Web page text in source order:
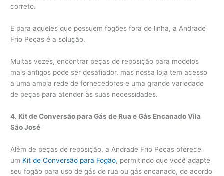
correto.
E para aqueles que possuem fogões fora de linha, a Andrade
Frio Peças é a solução.
Muitas vezes, encontrar peças de reposição para modelos
mais antigos pode ser desafiador, mas nossa loja tem acesso
a uma ampla rede de fornecedores e uma grande variedade
de peças para atender às suas necessidades.
4. Kit de Conversão para Gás de Rua e Gás Encanado Vila
São José
Além de peças de reposição, a Andrade Frio Peças oferece
um Kit de Conversão para Fogão, permitindo que você adapte
seu fogão para uso de gás de rua ou gás encanado, de acordo